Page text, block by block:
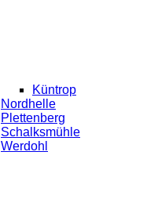
Küntrop
Nordhelle
Plettenberg
Schalksmühle
Werdohl